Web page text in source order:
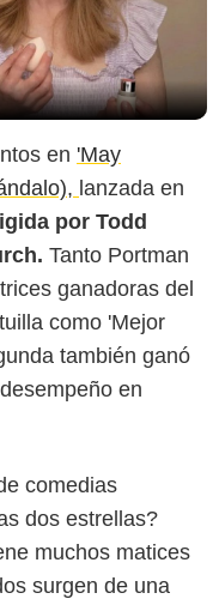
en 'May
lanzada en
por Todd
Tanto Portman
ganadoras del
como 'Mejor
también ganó
en
comedias
dos estrellas?
muchos matices
surgen de una